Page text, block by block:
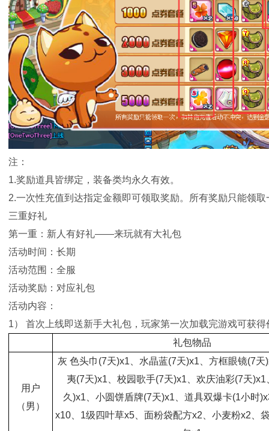
注：
1.奖励道具皆绑定，装备类均永久有效。
2.一次性充值到达指定金额即可领取奖励。所有奖励只能领取
三重好礼
第一重：新人有好礼——来玩就有大礼包
活动时间：长期
活动范围：全服
活动奖励：对应礼包
活动内容：
1） 首次上线即送新手大礼包，玩家第一次加载完游戏可获
礼包物品
用户
（男）
灰 色头巾(7天)x1、水晶蓝(7天)x1、方框眼镜(7天
夷(7天)x1、校园歌手(7天)x1、欢庆油彩(7天)x1
久)x1、小圆饼盾牌(7天)x1、道具双爆卡(1小时
x10、1级四叶草x5、面粉袋配方x2、小麦粉x2、